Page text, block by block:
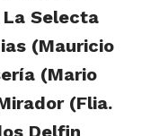
Selecta
(Mauricio
(Mario
(Flia.
Delfin